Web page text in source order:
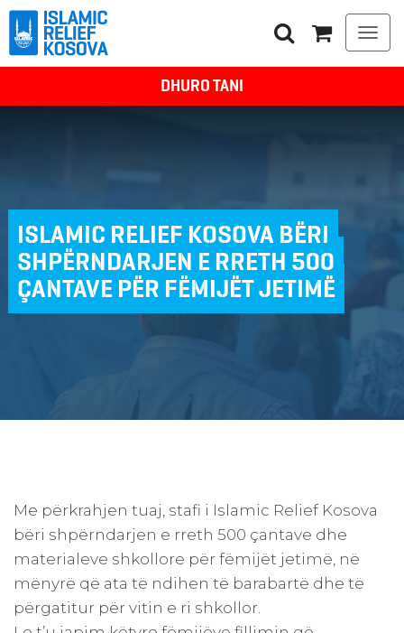
DHURO TANI
ISLAMIC RELIEF KOSOVA BËRI
SHPËRNDARJEN E RRETH 500
ÇANTAVE PËR FËMIJËT JETIMË
Me përkrahjen tuaj, stafi i Islamic Relief Kosova
bëri shpërndarjen e rreth 500 çantave dhe
materialeve shkollore për fëmijët jetimë, në
mënyrë që ata të ndihen të barabartë dhe të
përgatitur për vitin e ri shkollor.